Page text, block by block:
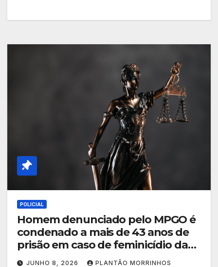
POLICIAL
Homem denunciado pelo MPGO é
condenado a mais de 43 anos de
prisão em caso de feminicídio da
ex-companheira em Caldas Novas
JUNHO 8, 2026 PLANTÃO MORRINHOS